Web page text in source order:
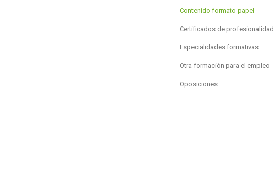
Contenido formato papel
Certificados de profesionalidad
Especialidades formativas
Otra formación para el empleo
Oposiciones